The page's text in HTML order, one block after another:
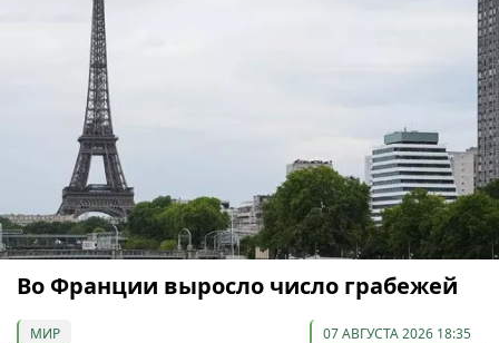
Во Франции выросло число грабежей
МИР 07 АВГУСТА 2026 18:35